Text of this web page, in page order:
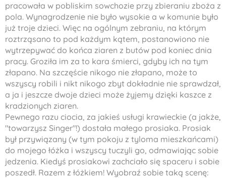
pracowała w pobliskim sowchozie przy zbieraniu zboża z
pola. Wynagrodzenie nie było wysokie a w komunie było
już troje dzieci. Więc na ogólnym zebraniu, na którym
roztrząsano to pod każdym kątem, postanowiono nie
wytrzepywać do końca ziaren z butów pod koniec dnia
pracy. Groziła im za to kara śmierci, gdyby ich na tym
złapano. Na szczęście nikogo nie złapano, może to
wszyscy robili i nikt nikogo zbyt dokładnie nie sprawdzał,
a ja i jeszcze dwoje dzieci może żyjemy dzięki kaszce z
kradzionych ziaren.
Pewnego razu ciocia, za jakieś usługi krawieckie (a jakże,
"towarzysz Singer"!) dostała małego prosiaka. Prosiak
był przywiązany (w tym pokoju z tyloma mieszkańcami)
do mojego łóżka i wszyscy tuczyli go, odmawiając sobie
jedzenia. Kiedyś prosiakowi zachciało się spaceru i sobie
poszedł. Razem z łóżkiem! Wyobraź sobie taką scenę: